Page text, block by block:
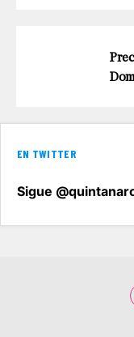
EN TWITTER
Sigue